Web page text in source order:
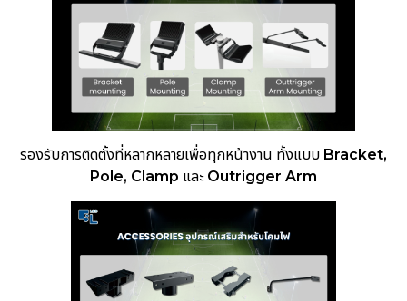
รองรับการติดตั้งที่หลากหลายเพื่อทุกหน้างาน ทั้งแบบ Bracket,
Pole, Clamp และ Outrigger Arm